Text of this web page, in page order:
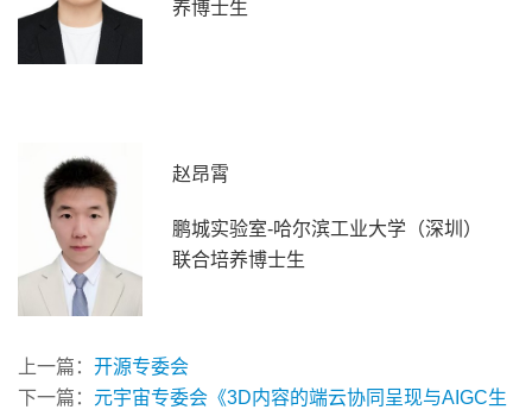
养博士生
赵昂霄
鹏城实验室-哈尔滨工业大学（深圳）
联合培养博士生
上一篇： 开源专委会
下一篇： 元宇宙专委会《3D内容的端云协同呈现与AIGC生